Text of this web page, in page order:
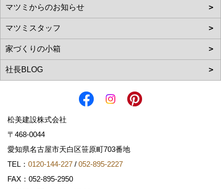
松美建設株式会社
〒468-0044
愛知県名古屋市天白区笹原町703番地
TEL： 0120-144-227 / 052-895-2227
FAX：052-895-2950